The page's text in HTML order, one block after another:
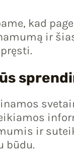
kad
ir
ir
būdu.